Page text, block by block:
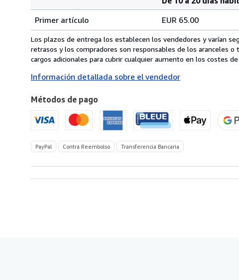
de
envío
de
Italia
Estados
de
America
pedido
Primer artículo
EUR 65.00
Los plazos de entrega los establecen los vendedores y varían
retrasos y los compradores son responsables de los aranceles
cargos adicionales para cubrir cualquier aumento en los costes
Información detallada sobre el vendedor
Métodos de pago
PayPal Contra Reembolso Transferencia Bancaria